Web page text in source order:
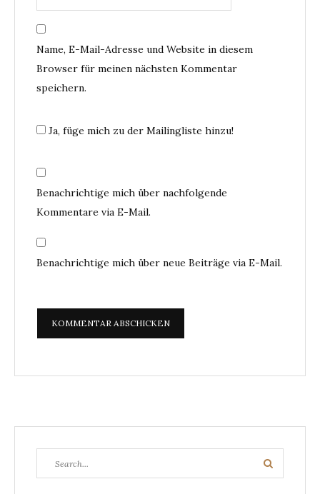
Name, E-Mail-Adresse und Website in diesem
Browser für meinen nächsten Kommentar
speichern.
Ja, füge mich zu der Mailingliste hinzu!
Benachrichtige mich über nachfolgende
Kommentare via E-Mail.
Benachrichtige mich über neue Beiträge via E-Mail.
for:
Search